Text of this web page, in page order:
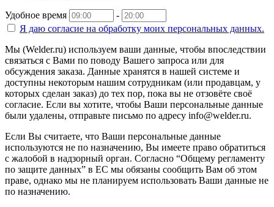
Удобное время
-
Я даю согласие на обработку моих персональных данных.
Мы (Welder.ru) используем ваши данные, чтобы впоследствии
связаться с Вами по поводу Вашего запроса или для
обсуждения заказа. Данные хранятся в нашей системе и
доступны некоторым нашим сотрудникам (или продавцам, у
которых сделан заказ) до тех пор, пока вы не отзовёте своё
согласие. Если вы хотите, чтобы Ваши персональные данные
были удалены, отправьте письмо по адресу info@welder.ru.
Если Вы считаете, что Ваши персональные данные
используются не по назначению, Вы имеете право обратиться
с жалобой в надзорный орган. Согласно “Общему регламенту
по защите данных” в ЕС мы обязаны сообщить Вам об этом
праве, однако мы не планируем использовать Ваши данные не
по назначению.